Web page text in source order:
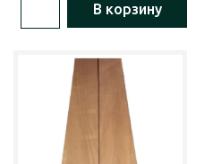
В корзину